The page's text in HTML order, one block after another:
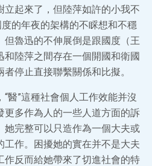
起來了，但陸萍如許的小我不
的年夜的架構的不睬想和不穩
但魯迅的不伸展倒是跟國度（王
陸萍之間存在一個開國和衛國
停止直接聯繫關係和比擬。
醫”這種社會個人工作效能并沒
更多作為人的一些人道方面的訴
她完整可以只造作為一個大夫或
作。困擾她的實在并不是大夫
作反而給她帶來了切進社會的特